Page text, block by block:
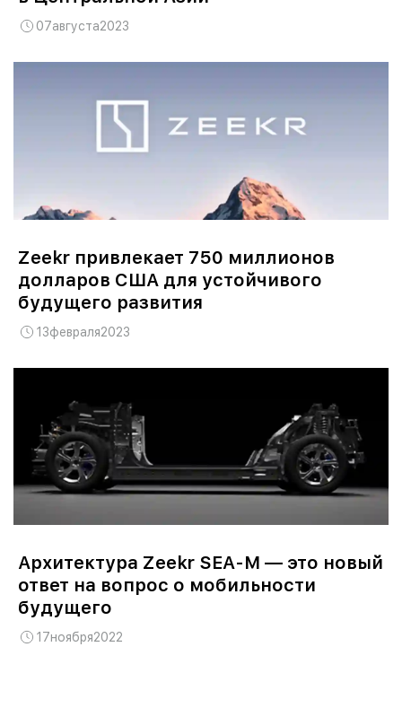
07августа2023
13февраля2023
Zeekr привлекает 750 миллионов
долларов США для устойчивого
будущего развития
17ноября2022
Архитектура Zeekr SEA-M — это новый
ответ на вопрос о мобильности
будущего